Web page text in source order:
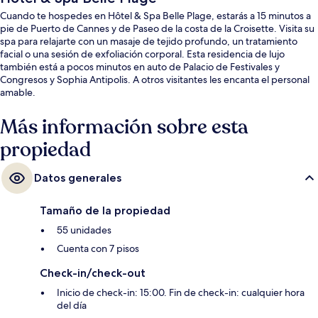
Cuando te hospedes en Hôtel & Spa Belle Plage, estarás a 15 minutos a
pie de Puerto de Cannes y de Paseo de la costa de la Croisette. Visita su
spa para relajarte con un masaje de tejido profundo, un tratamiento
facial o una sesión de exfoliación corporal. Esta residencia de lujo
también está a pocos minutos en auto de Palacio de Festivales y
Congresos y Sophia Antipolis. A otros visitantes les encanta el personal
amable.
Más información sobre esta
propiedad
Datos generales
Tamaño de la propiedad
55 unidades
Cuenta con 7 pisos
Check-in/check-out
Inicio de check-in: 15:00. Fin de check-in: cualquier hora
del día